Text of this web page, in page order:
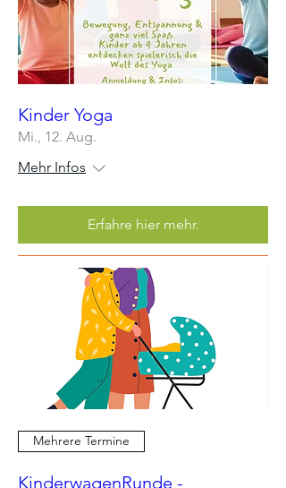
Kinder Yoga
Mi., 12. Aug.
Mehr Infos
Erfahre hier mehr.
Mehrere Termine
KinderwagenRunde -